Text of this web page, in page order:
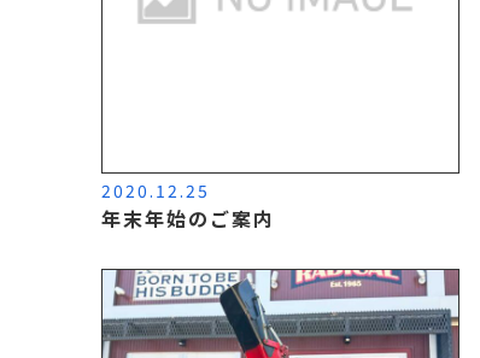
2020.12.25
年末年始のご案内